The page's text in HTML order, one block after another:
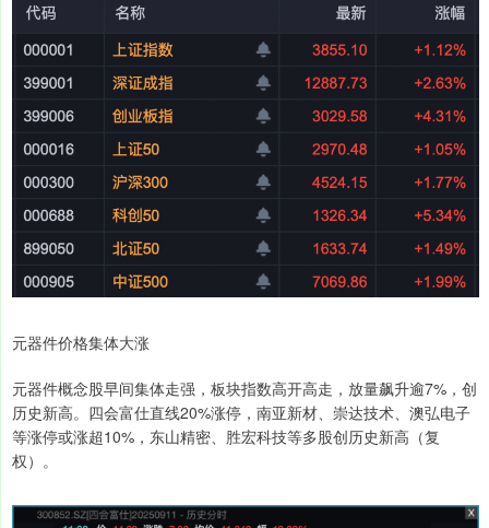
元器件价格集体大涨
元器件概念股早间集体走强，板块指数高开高走，放量飙升逾7%，创
历史新高。四会富仕直线20%涨停，南亚新材、崇达技术、澳弘电子
等涨停或涨超10%，东山精密、胜宏科技等多股创历史新高（复
权）。